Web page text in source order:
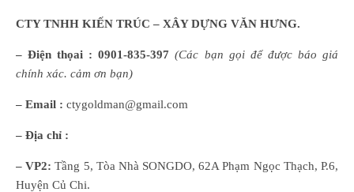
CTY TNHH KIẾN TRÚC – XÂY DỰNG VĂN HƯNG.
– Điện thọai : 0901-835-397 (Các bạn gọi để được báo giá
chính xác. cảm ơn bạn)
– Email : ctygoldman@gmail.com
– Địa chỉ :
– VP2: Tầng 5, Tòa Nhà SONGDO, 62A Phạm Ngọc Thạch, P.6,
Huyện Củ Chi.